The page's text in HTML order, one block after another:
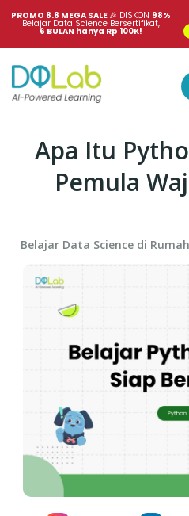
PROMO 8.8 MEGA SALE 🎉 DISKON 98%
Belajar Data Science Bersertifikat,
6 BULAN hanya Rp 100K!
Apa Itu
Pemula
Belajar Data Science di Rumah